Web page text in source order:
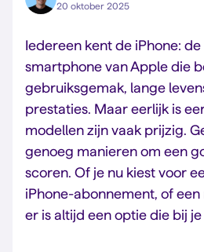
20 oktober 2025
Iedereen kent de iPhone:
smartphone van Apple die
gebruiksgemak, lange
prestaties. Maar eerlijk is
modellen zijn vaak prijzig.
genoeg manieren om een
scoren. Of je nu kiest voor
iPhone-abonnement, of
er is altijd een optie die bij